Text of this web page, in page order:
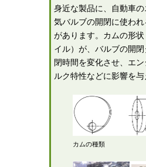
身近な製品に、自動車
気バルブの開閉に使われ
があります。カムの形
イル）が、バルブの開
閉時間を変化させ、エ
ルク特性などに影響を与
カムの種類